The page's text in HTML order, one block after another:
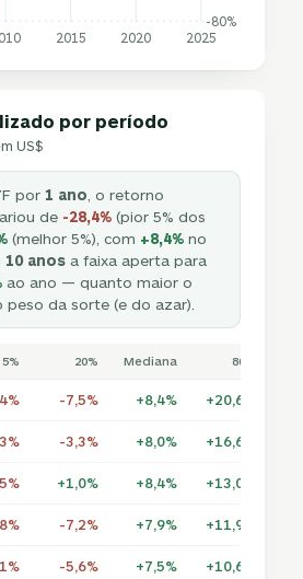
-80%
2015 2020 2025
por período
US$
por 1 ano , o retorno
de -28,4% (pior 5% dos
(melhor 5%), com +8,4% no
10 anos a faixa aperta para
ao ano — quanto maior o
da sorte (e do azar).
5% 20% Mediana 80%
-7,5% +8,4% +20,6%
-3,3% +8,0% +16,6%
+1,0% +8,4% +13,0%
-7,2% +7,9% +11,9%
-5,6% +7,5% +10,6%